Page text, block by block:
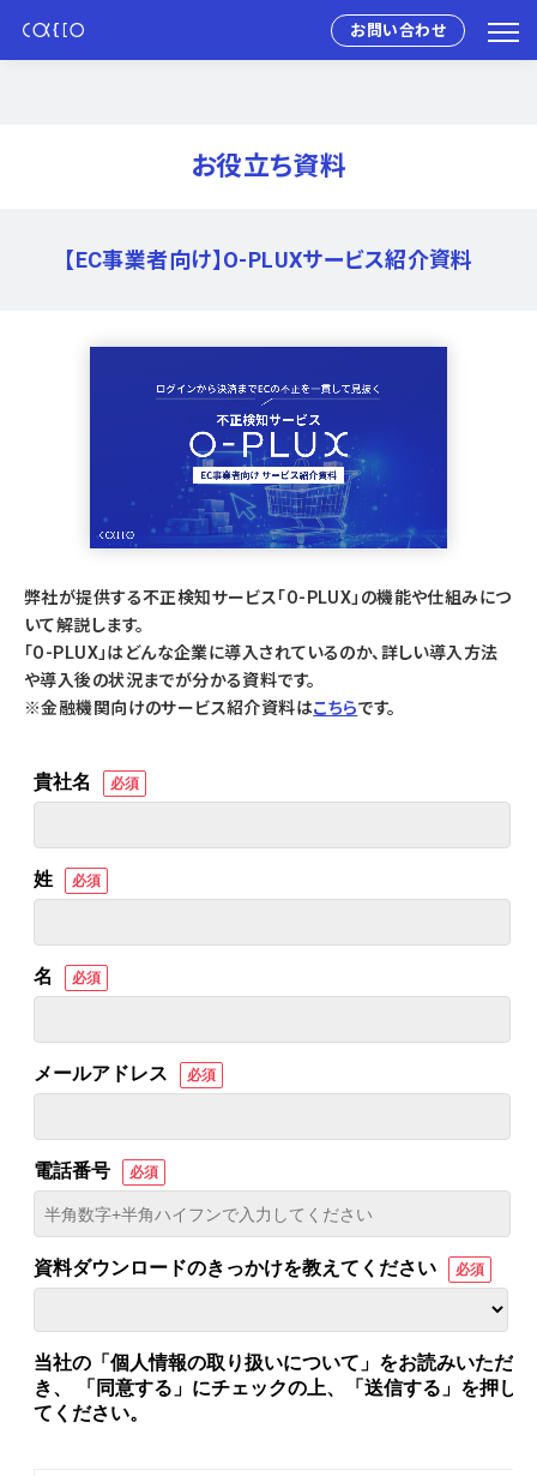
お問い合わせ
お役立ち資料
【EC事業者向け】O-PLUXサービス紹介資料
弊社が提供する不正検知サービス「O-PLUX」の機能や仕組みにつ
いて解説します。
「O-PLUX」はどんな企業に導入されているのか、詳しい導入方法
や導入後の状況までが分かる資料です。
※金融機関向けのサービス紹介資料はこちらです。